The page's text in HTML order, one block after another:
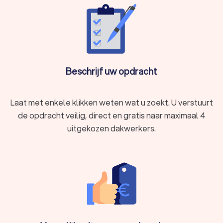
Beschrijf uw opdracht
Laat met enkele klikken weten wat u zoekt. U verstuurt
de opdracht veilig, direct en gratis naar maximaal 4
uitgekozen dakwerkers.